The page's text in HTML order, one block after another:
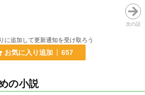
次の話
に追加して更新通知を受け取ろう
お気に入り追加 657
の小説